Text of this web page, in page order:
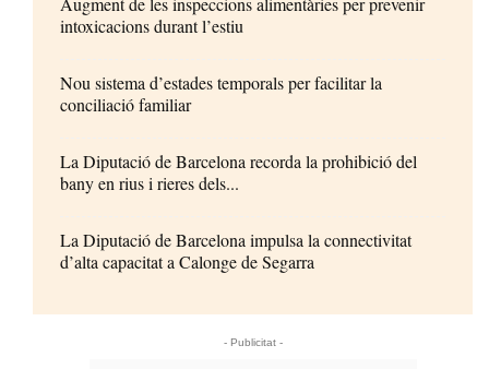
intoxicacions durant l’estiu
Nou sistema d’estades temporals per facilitar la
conciliació familiar
La Diputació de Barcelona recorda la prohibició del
bany en rius i rieres dels...
La Diputació de Barcelona impulsa la connectivitat
d’alta capacitat a Calonge de Segarra
- Publicitat -